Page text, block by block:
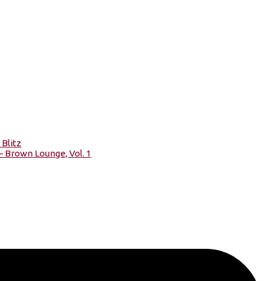
Blitz
Lounge, Vol. 1